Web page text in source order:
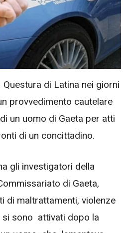
di Latina nei giorni
provvedimento cautelare
un uomo di Gaeta per atti
di un concittadino.
gli investigatori della
di Gaeta,
di maltrattamenti, violenze
si sono attivati dopo la